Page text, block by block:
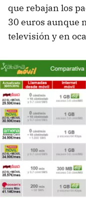
que rebajan los
30 euros aunque
televisión y en